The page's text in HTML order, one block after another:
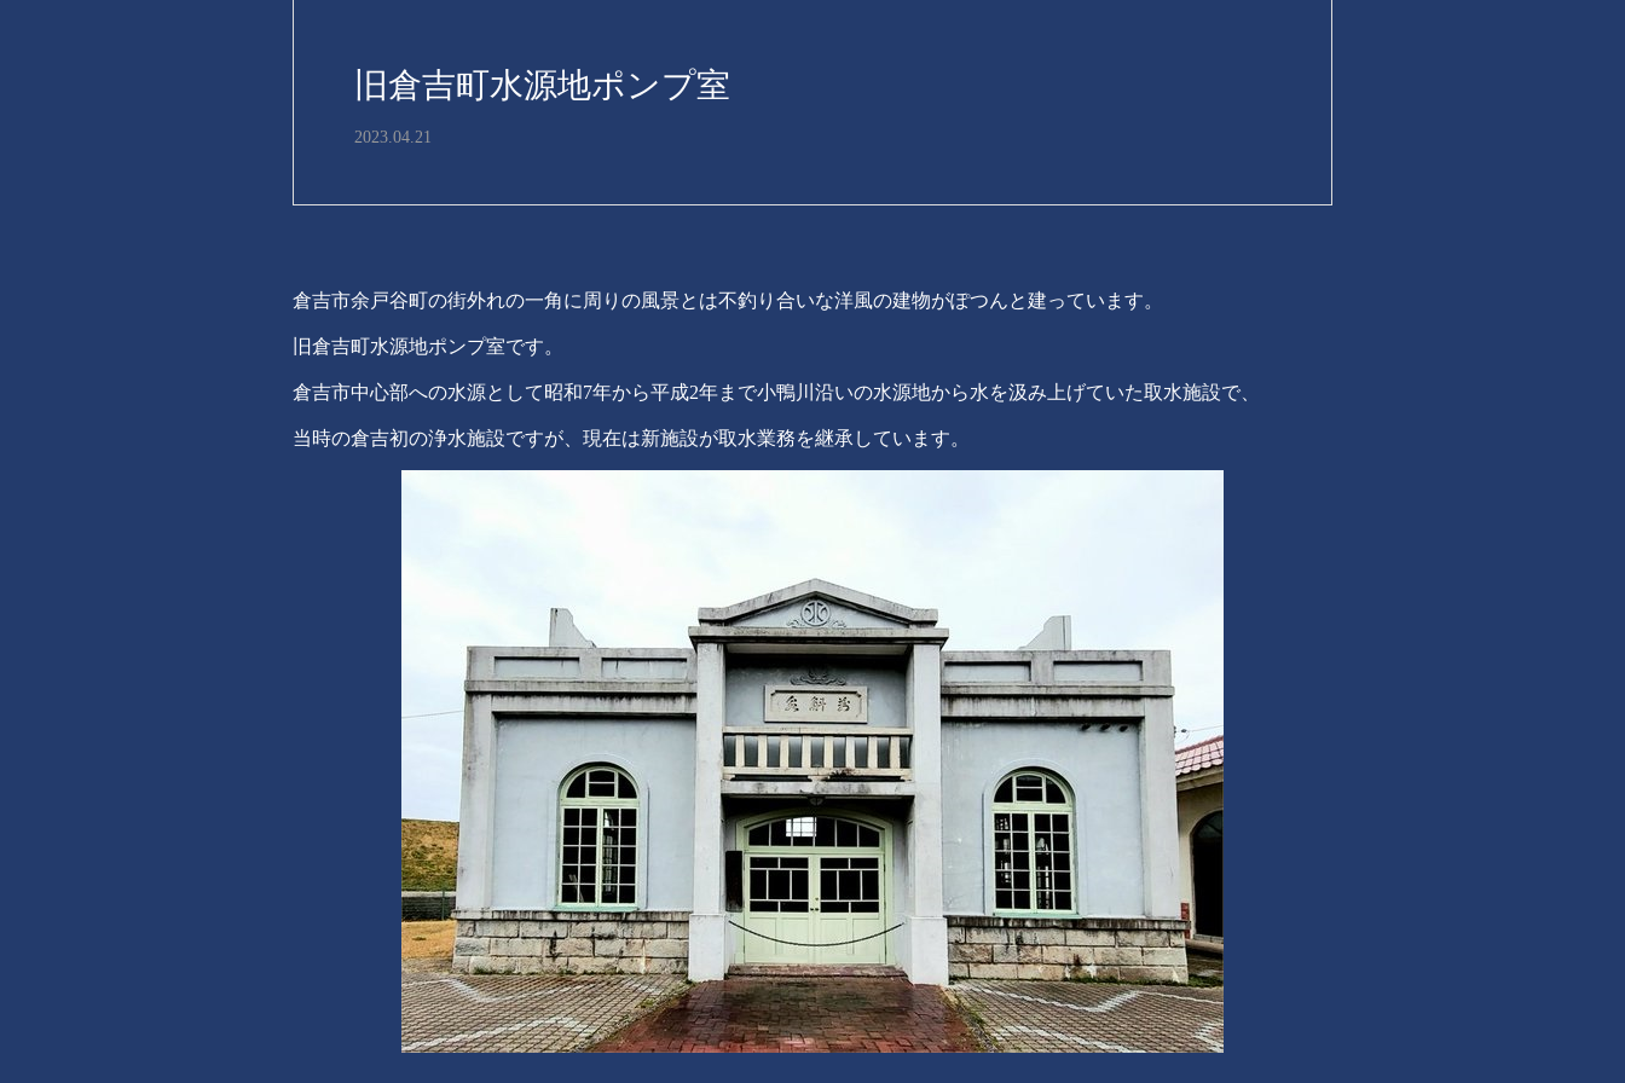
旧倉吉町水源地ポンプ室
2023.04.21
倉吉市余戸谷町の街外れの一角に周りの風景とは不釣り合いな洋風の建物がぽつんと建っています。
旧倉吉町水源地ポンプ室です。
倉吉市中心部への水源として昭和7年から平成2年まで小鴨川沿いの水源地から水を汲み上げていた取水施設で、
当時の倉吉初の浄水施設ですが、現在は新施設が取水業務を継承しています。